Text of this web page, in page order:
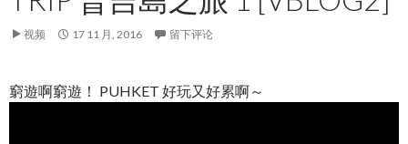
视频 17 11 月, 2016 留下评论
窮遊啊窮遊！ PUHKET 好玩又好累啊～